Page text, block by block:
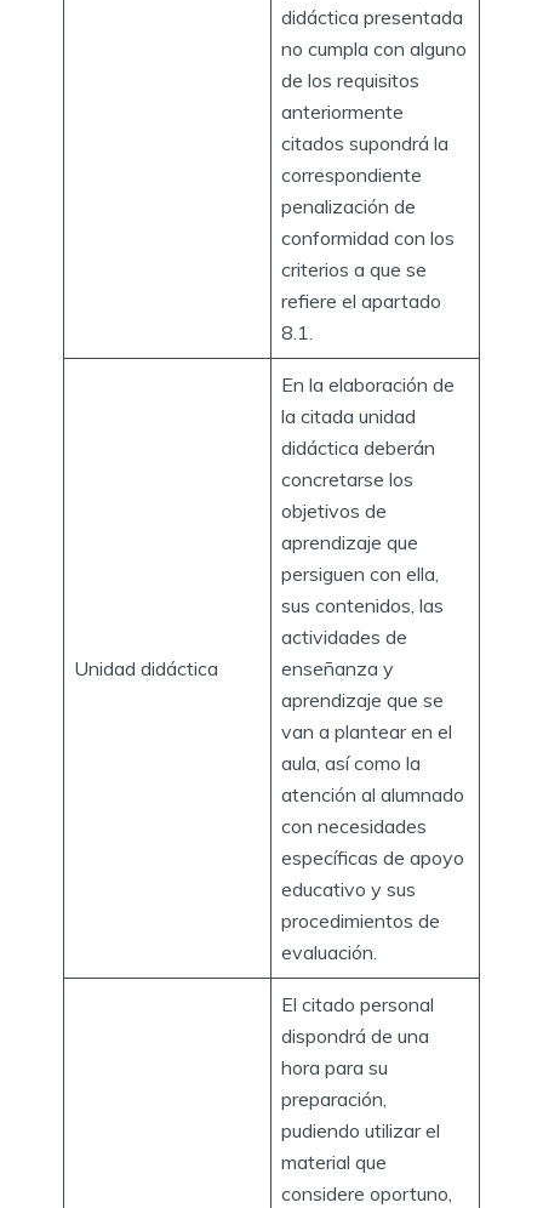
didáctica presentada
no cumpla con alguno
de los requisitos
anteriormente
citados supondrá la
correspondiente
penalización de
conformidad con los
criterios a que se
refiere el apartado
8.1.
Unidad didáctica
En la elaboración de
la citada unidad
didáctica deberán
concretarse los
objetivos de
aprendizaje que
persiguen con ella,
sus contenidos, las
actividades de
enseñanza y
aprendizaje que se
van a plantear en el
aula, así como la
atención al alumnado
con necesidades
específicas de apoyo
educativo y sus
procedimientos de
evaluación.
El citado personal
dispondrá de una
hora para su
preparación,
pudiendo utilizar el
material que
considere oportuno,